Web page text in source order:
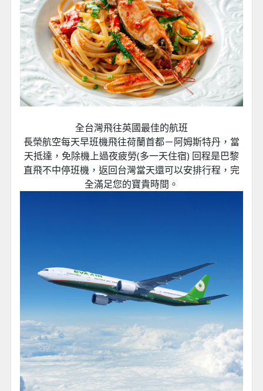
全台灣飛往英國最佳的航班
長榮航空每天早班機飛往荷蘭首都－阿姆斯特丹，當
天抵達，免除機上過夜疲勞(多一天住宿) 回程是巴黎
直飛不中停班機，返回台灣當天還可以安排行程，完
全滿足您的寶貴時間。